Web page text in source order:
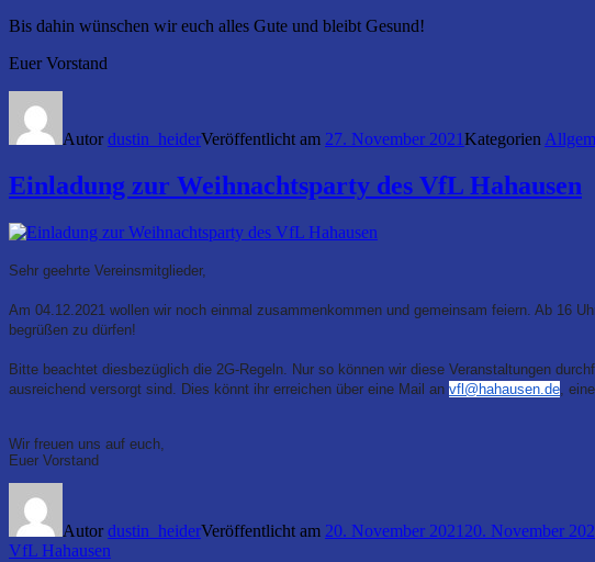
Bis dahin wünschen wir euch alles Gute und bleibt Gesund!
Euer Vorstand
Autordustin_heiderVeröffentlicht am 27. November 2021Kategorien
Einladung zur Weihnachtsparty des VfL Hahausen
Sehr geehrte Vereinsmitglieder,
Am 04.12.2021 wollen wir noch einmal zusammenkommen und gemeinsam feiern. Ab 16
begrüßen zu dürfen!
Bitte beachtet diesbezüglich die 2G-Regeln. Nur so können wir diese Veranstaltungen
ausreichend versorgt sind. Dies könnt ihr erreichen über eine Mail an vfl@hahausen.de,
Wir freuen uns auf euch,
Euer Vorstand
Autordustin_heiderVeröffentlicht am 20. November 2021 20. November
VfL Hahausen